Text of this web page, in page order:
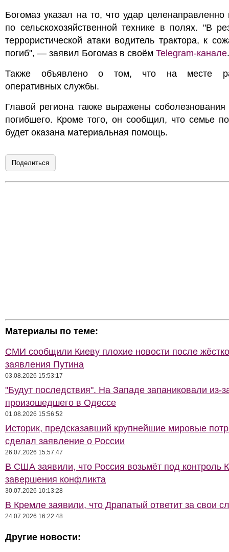
Богомаз указал на то, что удар целенаправленно
по сельскохозяйственной технике в полях. "В
террористической атаки водитель трактора, к
погиб", — заявил Богомаз в своём Telegram-канале.
Также объявлено о том, что на месте
оперативных службы.
Главой региона также выражены соболезнования
погибшего. Кроме того, он сообщил, что семье
будет оказана материальная помощь.
Поделиться
Материалы по теме:
СМИ сообщили Киеву плохие новости после
заявления Путина
03.08.2026 15:53:17
"Будут последствия". На Западе запаниковали из-
произошедшего в Одессе
01.08.2026 15:56:52
Историк, предсказавший крупнейшие мировые
сделал заявление о России
26.07.2026 15:57:47
В США заявили, что Россия возьмёт под контроль
завершения конфликта
30.07.2026 10:13:28
В Кремле заявили, что Драпатый ответит за свои
24.07.2026 16:22:48
Другие новости: